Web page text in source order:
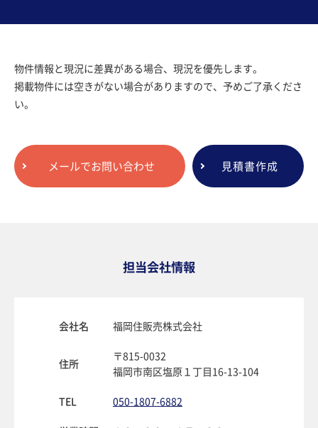
物件情報と現況に差異がある場合、現況を優先します。
掲載物件には空きがない場合がありますので、予めご了承くださ
い。
メールでお問い合わせ 見積書作成
担当会社情報
会社名 福岡住販売株式会社
住所
〒815-0032
福岡市南区塩原１丁目16-13-104
TEL
050-1807-6882